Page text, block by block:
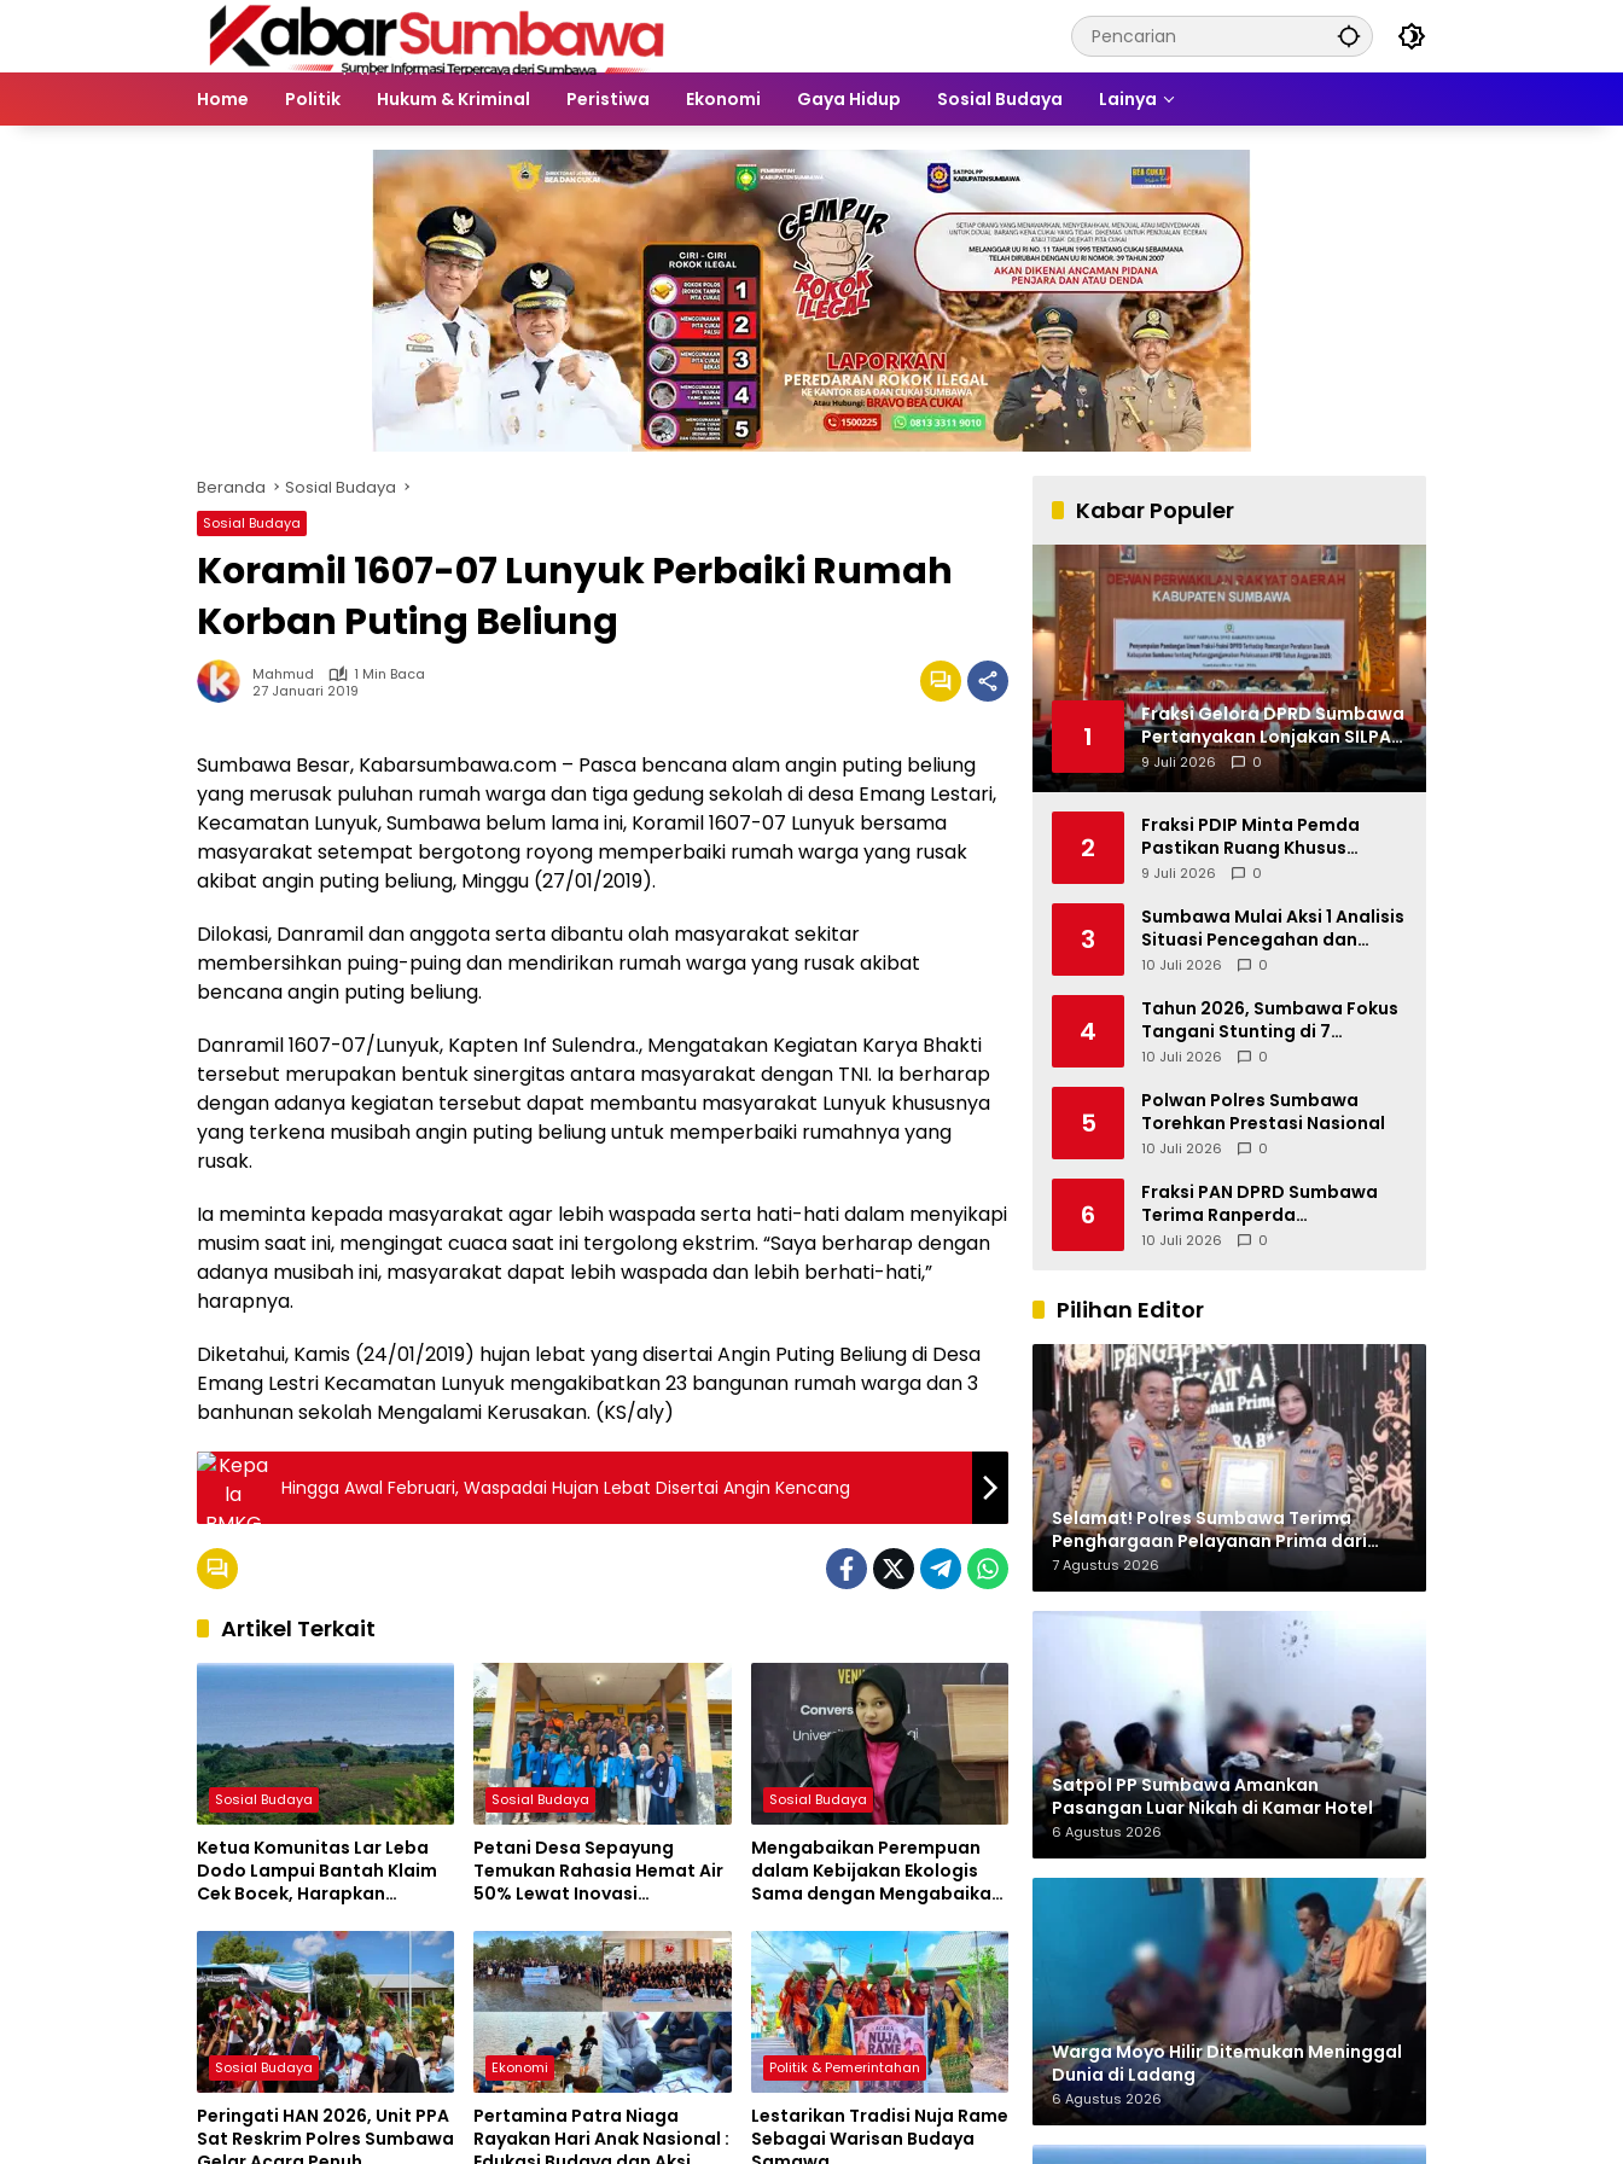
Home
Politik Hukum & Kriminal Peristiwa Ekonomi Gaya Hidup Sosial Budaya Lainya
Beranda Sosial Budaya
Sosial Budaya
Koramil 1607-07 Lunyuk Perbaiki Rumah
Korban Puting Beliung
Mahmud
1 Min Baca
27 Januari 2019
Sumbawa Besar, Kabarsumbawa.com – Pasca bencana alam angin puting beliung
yang merusak puluhan rumah warga dan tiga gedung sekolah di desa Emang Lestari,
Kecamatan Lunyuk, Sumbawa belum lama ini, Koramil 1607-07 Lunyuk bersama
masyarakat setempat bergotong royong memperbaiki rumah warga yang rusak
akibat angin puting beliung, Minggu (27/01/2019).
Dilokasi, Danramil dan anggota serta dibantu olah masyarakat sekitar
membersihkan puing-puing dan mendirikan rumah warga yang rusak akibat
bencana angin puting beliung.
Danramil 1607-07/Lunyuk, Kapten Inf Sulendra., Mengatakan Kegiatan Karya Bhakti
tersebut merupakan bentuk sinergitas antara masyarakat dengan TNI. Ia berharap
dengan adanya kegiatan tersebut dapat membantu masyarakat Lunyuk khususnya
yang terkena musibah angin puting beliung untuk memperbaiki rumahnya yang
rusak.
Ia meminta kepada masyarakat agar lebih waspada serta hati-hati dalam menyikapi
musim saat ini, mengingat cuaca saat ini tergolong ekstrim. “Saya berharap dengan
adanya musibah ini, masyarakat dapat lebih waspada dan lebih berhati-hati,”
harapnya.
Diketahui, Kamis (24/01/2019) hujan lebat yang disertai Angin Puting Beliung di Desa
Emang Lestri Kecamatan Lunyuk mengakibatkan 23 bangunan rumah warga dan 3
banhunan sekolah Mengalami Kerusakan. (KS/aly)
Hingga Awal Februari, Waspadai Hujan Lebat Disertai Angin Kencang
Artikel Terkait
Sosial Budaya
Ketua Komunitas Lar Leba
Dodo Lampui Bantah Klaim
Cek Bocek, Harapkan
Leluhur
Sosial Budaya
Petani Desa Sepayung
Temukan Rahasia Hemat Air
50% Lewat Inovasi
Sosial Budaya
Mengabaikan Perempuan
dalam Kebijakan Ekologis
Sama dengan Mengabaikan
Sosial Budaya
Peringati HAN 2026, Unit PPA
Sat Reskrim Polres Sumbawa
Ekonomi
Pertamina Patra Niaga
Rayakan Hari Anak Nasional :
Politik & Pemerintahan
Lestarikan Tradisi Nuja Rame
Sebagai Warisan Budaya
Kabar Populer
1
Fraksi Gelora DPRD Sumbawa
Pertanyakan Lonjakan SILPA
Tahun 2025
9 Juli 2026 0
2
Fraksi PDIP Minta Pemda
Pastikan Ruang Khusus
Produk UMKM Lokal di Ritel
9 Juli 2026 0
3
Sumbawa Mulai Aksi 1 Analisis
Situasi Pencegahan dan
Percepatan Penurunan
10 Juli 2026 0
4
Tahun 2026, Sumbawa Fokus
Tangani Stunting di 7
Kacamatan
10 Juli 2026 0
5
Polwan Polres Sumbawa
Torehkan Prestasi Nasional
10 Juli 2026 0
6
Fraksi PAN DPRD Sumbawa
Terima Ranperda
Pertanggungjawaban APBD
10 Juli 2026 0
Pilihan Editor
Selamat! Polres Sumbawa Terima
Penghargaan Pelayanan Prima dari
Kapolri
7 Agustus 2026
Satpol PP Sumbawa Amankan
Pasangan Luar Nikah di Kamar Hotel
6 Agustus 2026
Warga Moyo Hilir Ditemukan Meninggal
Dunia di Ladang
6 Agustus 2026